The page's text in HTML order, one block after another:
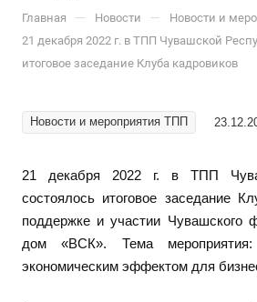
Главная — Новости — Новости и
21 декабря 2022 г. в ТПП Чувашской
итоговое заседание Клуба кадровиков
Новости и мероприятия ТПП
21 декабря 2022 г. в ТПП
состоялось итоговое заседание
поддержке и участии Чувашского
дом «ВСК». Тема
экономическим эффектом для